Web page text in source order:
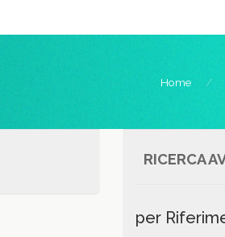
Home
RICERCA
per